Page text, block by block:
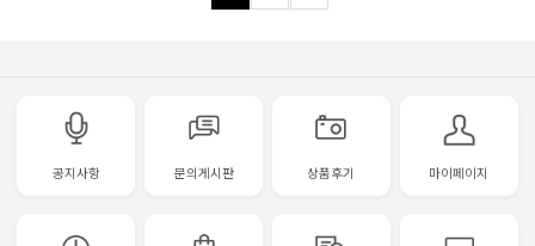
공지사항 문의게시판 상품후기 마이페이지